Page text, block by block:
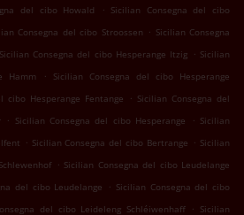
del cibo Howald . Sicilian Consegna del cibo
Consegna del cibo Stroossen . Sicilian Consegna
Sicilian Consegna del cibo Hesperange Itzig . Sicilian
Hamm
.
Sicilian Consegna del cibo Hesperange
cibo Hesperange Fentange . Sicilian Consegna del
. Sicilian Consegna del cibo Hesperange . Sicilian
. Sicilian Consegna del cibo Bertrange . Sicilian
. Sicilian Consegna del cibo Leudelange
del cibo Leudelange . Sicilian Consegna del cibo
del cibo Leideleng Schléiwenhaff . Sicilian